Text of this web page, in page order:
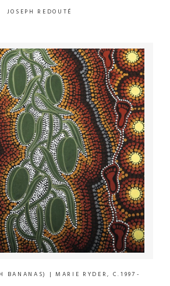
JOSEPH REDOUTÉ
BANANAS)
| MARIE RYDER, C.1997-